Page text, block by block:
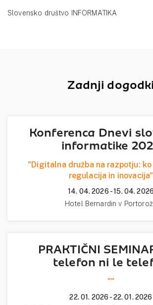
Slovensko društvo INFORMATIKA
Zadnji dogodki
Konferenca Dnevi
informatike
"Digitalna družba na razpotju:
regulacija in inovacija"
14. 04. 2026 - 15. 04.
Hotel Bernardin v
PRAKTIČNI
telefon ni le
""
22. 01. 2026 - 22. 01. 2026